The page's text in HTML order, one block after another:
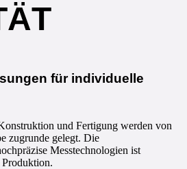
für individuelle
und Fertigung werden von
zugrunde gelegt. Die
Messtechnologien ist